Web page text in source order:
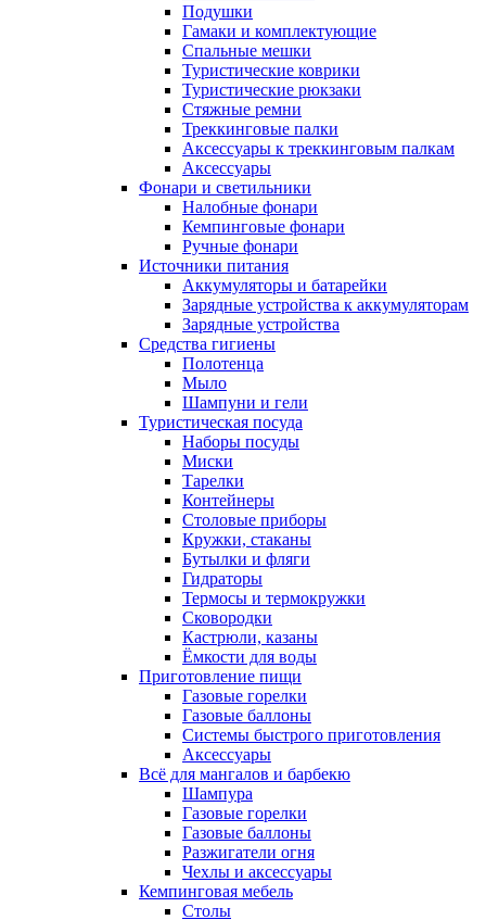
Подушки
Гамаки и комплектующие
Спальные мешки
Туристические коврики
Туристические рюкзаки
Стяжные ремни
Треккинговые палки
Аксессуары к треккинговым палкам
Аксессуары
Фонари и светильники
Налобные фонари
Кемпинговые фонари
Ручные фонари
Источники питания
Аккумуляторы и батарейки
Зарядные устройства к аккумуляторам
Зарядные устройства
Средства гигиены
Полотенца
Мыло
Шампуни и гели
Туристическая посуда
Наборы посуды
Миски
Тарелки
Контейнеры
Столовые приборы
Кружки, стаканы
Бутылки и фляги
Гидраторы
Термосы и термокружки
Сковородки
Кастрюли, казаны
Ёмкости для воды
Приготовление пищи
Газовые горелки
Газовые баллоны
Системы быстрого приготовления
Аксессуары
Всё для мангалов и барбекю
Шампура
Газовые горелки
Газовые баллоны
Разжигатели огня
Чехлы и аксессуары
Кемпинговая мебель
Столы